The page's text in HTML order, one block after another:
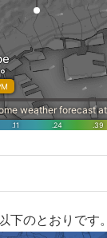
下のとおりです。